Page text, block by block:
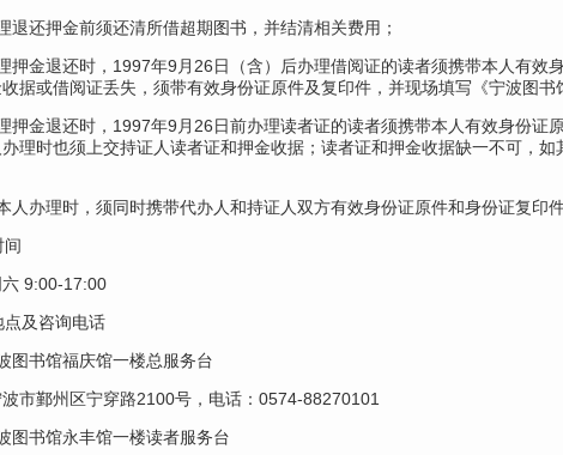
退还押金前须还清所借超期图书，并结清相关费用；
押金退还时，1997年9月26日（含）后办理借阅证的读者须携带本人有效
据或借阅证丢失，须带有效身份证原件及复印件，并现场填写《宁波图书
押金退还时，1997年9月26日前办理读者证的读者须携带本人有效身份证
理时也须上交持证人读者证和押金收据；读者证和押金收据缺一不可，如
人办理时，须同时携带代办人和持证人双方有效身份证原件和身份证复印件
间
六 9:00-17:00
点及咨询电话
图书馆福庆馆一楼总服务台
市鄞州区宁穿路2100号，电话：0574-88270101
图书馆永丰馆一楼读者服务台